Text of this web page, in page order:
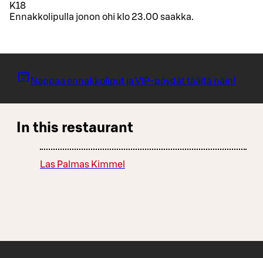
K18
Ennakkolipulla jonon ohi klo 23.00 saakka.
Nappaa ennakkoliput ja VIP-pöydät täältä näin!
In this restaurant
Las Palmas Kimmel